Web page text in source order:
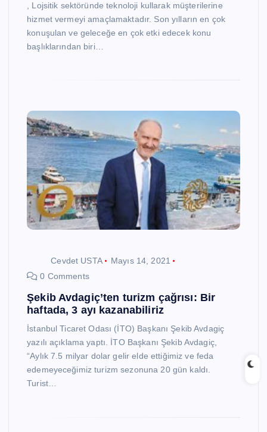
, Lojsitik sektöründe teknoloji kullarak müşterilerine
hizmet vermeyi amaçlamaktadır. Son yılların en çok
konuşulan ve geleceğe en çok etki edecek konu
başlıklarından biri…
Cevdet USTA
Mayıs 14, 2021
0 Comments
Şekib Avdagiç’ten turizm çağrısı: Bir
haftada, 3 ayı kazanabiliriz
İstanbul Ticaret Odası (İTO) Başkanı Şekib Avdagiç
yazılı açıklama yaptı. İTO Başkanı Şekib Avdagiç,
“Aylık 7.5 milyar dolar gelir elde ettiğimiz ve feda
edemeyeceğimiz turizm sezonuna 20 gün kaldı.
Turist…